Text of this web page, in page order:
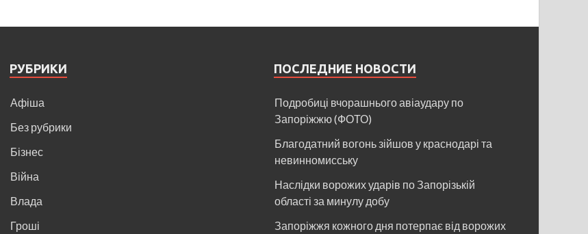
РУБРИКИ
Афіша
Без рубрики
Бізнес
Війна
Влада
Гроші
ПОСЛЕДНИЕ НОВОСТИ
Подробиці вчорашнього авіаудару по
Запоріжжю (ФОТО)
Благодатний вогонь зійшов у краснодарі та
невинномисську
Наслідки ворожих ударів по Запорізькій
області за минулу добу
Запоріжжя кожного дня потерпає від ворожих